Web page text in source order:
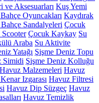
ve Aksesuarları Kuş Yemi
Oyuncakları Kaydırak
Sandalyeleri Çocuk
Çocuk Kaykay Su
Araba Su Aktivite
Yatağı Şişme Deniz Topu
Simidi Şişme Deniz Kolluğu
Havuz Malzemeleri Havuz
Izgarası Havuz Filtresi
Havuz Dip Süzgeç Havuz
Havuz Temizlik